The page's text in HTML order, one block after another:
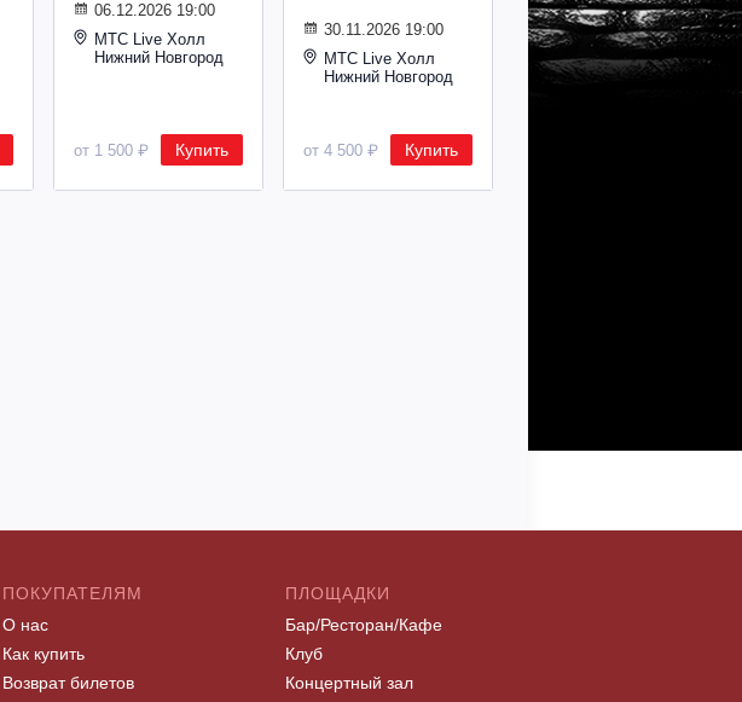
06.12.2026 19:00
МТС Live Холл
Нижний Новгород
от 1 500 ₽ Купить
30.11.2026 19:00
МТС Live Холл
Нижний Новгород
от 4 500 ₽ Купить
02.11.2026 19:00
МТС Live Холл
Нижний Новгород
ПОКУПАТЕЛЯМ
О нас
Как купить
Возврат билетов
ПЛОЩАДКИ
Бар/Ресторан/Кафе
Клуб
Концертный зал